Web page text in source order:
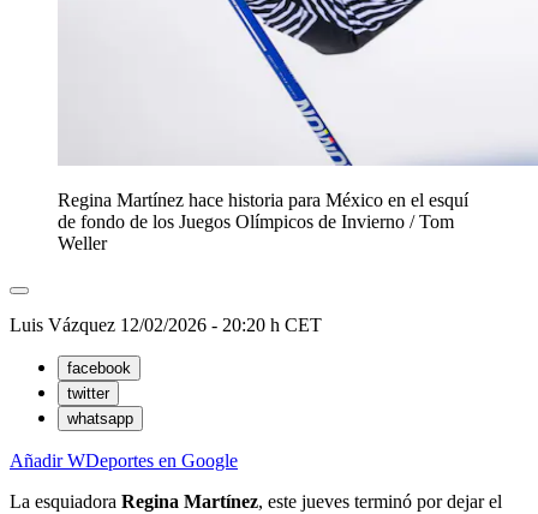
Regina Martínez hace historia para México en el esquí
de fondo de los Juegos Olímpicos de Invierno /Tom
Weller
Luis Vázquez 12/02/2026 - 20:20 h CET
facebook
twitter
whatsapp
Añadir WDeportes en Google
La esquiadora Regina Martínez, este jueves terminó por dejar el